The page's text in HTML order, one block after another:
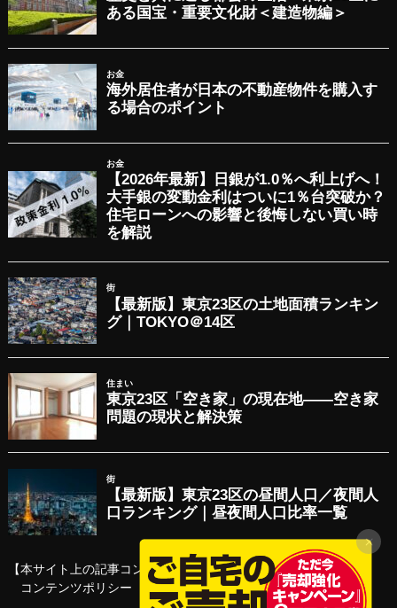
【本サイト上の記事コンテンツについて】
コンテンツポリシー